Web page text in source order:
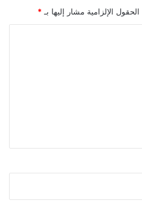
الحقول الإلزامية مشار إليها بـ *